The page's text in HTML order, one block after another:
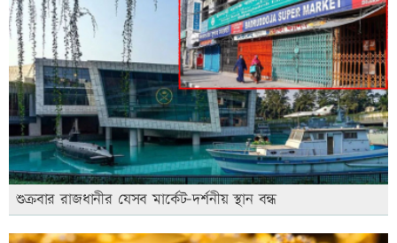
শুক্রবার রাজধানীর যেসব মার্কেট-দর্শনীয় স্থান বন্ধ